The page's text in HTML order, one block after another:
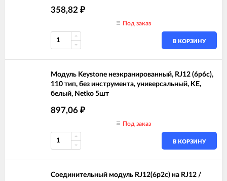
358,82 ₽
Под заказ
В КОРЗИНУ
Модуль Keystone неэкранированный, RJ12 (6p6c),
110 тип, без инструмента, универсальный, KE,
белый, Netko 5шт
897,06 ₽
Под заказ
В КОРЗИНУ
Соединительный модуль RJ12(6p2c) на RJ12 /